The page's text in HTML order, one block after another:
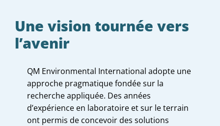
Une vision tournée vers
l’avenir
QM Environmental International adopte une
approche pragmatique fondée sur la
recherche appliquée. Des années
d’expérience en laboratoire et sur le terrain
ont permis de concevoir des solutions